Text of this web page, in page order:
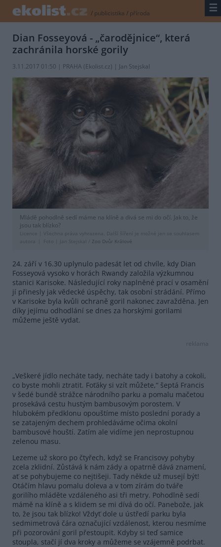
/ publicistika / příroda ☰
Dian Fosseyová - „čarodějnice“, která
zachránila horské gorily
3.11.2017 01:50 | PRAHA (Ekolist.cz) | Jan Stejskal
Mládě pohodlně sedí máme na klíně a divá se mi do očí. Jak to, že
jsou tak blízko?
Licence |
Všechna práva vyhrazena. Další šíření je možné jen se souhlasem
autora
Foto | Jan Stejskal / Zoo Dvůr Králové
24. září v 16.30 uplynulo padesát let od chvíle, kdy Dian
Fosseyová vysoko v horách Rwandy založila výzkumnou
stanici Karisoke. Následující roky naplněné prací v osamění
jí přinesly jak vědecké úspěchy, tak osobní strádání. Přímo
v Karisoke byla kvůli ochraně goril nakonec zavražděna. Jen
díky jejímu odhodlání se dnes za horskými gorilami
můžeme ještě vydat.
reklama
„Veškeré jídlo necháte tady, necháte tady i batohy a cokoli,
co byste mohli ztratit. Foťáky si vzít můžete,“ šeptá Francis
v šedé bundě strážce národního parku a pomalu mačetou
prosekává cestu hustým bambusovým porostem. V
hlubokém předklonu opouštíme místo poslední porady a
se zatajeným dechem prohledáváme očima okolní
bambusové houští. Zatím ale vidíme jen neprostupnou
zelenou masu.
Lezeme už skoro po čtyřech, když se Francisovy pohyby
zcela zklidní. Zůstává k nám zády a opatrně dává znamení,
ať se pohybujeme co nejtišeji. Tady někde už musejí být!
Otáčím hlavu pomalu doleva a v tom zírám do tváře
gorilího mláděte vzdáleného asi tři metry. Pohodlně sedí
mámě na klíně a s klidem se mi dívá do očí. Panebože, jak
to, že jsou tak blízko! Vždyť dole u ústředí parku byla
sedmimetrová čára označující vzdálenost, kterou nesmíme
při pozorování goril přestoupit. Kdyby si teď samice
stoupla, stačí jí dva kroky a můžeme se vzájemně podrbat.